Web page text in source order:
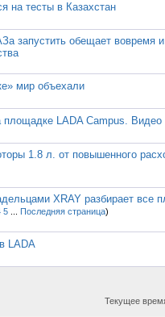
на тесты в Казахстан
запустить обещает вовремя
мир объехали
площадке LADA Campus. Видео
1.8 л. от повышенного
XRAY разбирает все
5 Последняя страница)
LADA
Текущее